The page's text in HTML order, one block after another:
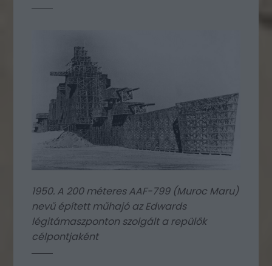
1950. A 200 méteres AAF-799 (Muroc Maru)
nevű épített műhajó az Edwards
légitámaszponton szolgált a repülők
célpontjaként